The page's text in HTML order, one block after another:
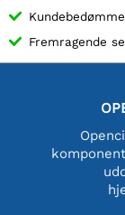
Fremragende